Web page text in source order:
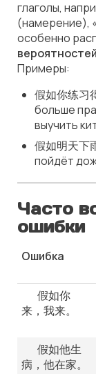
глаголы,
(намерение),
особенно
вероятностей
Примеры:
假如你练习
больше
выучить
假如明天下
пойдёт
Часто
ошибки
Ошибка
❌ 假如你
来，我来。
❌ 假如他生
病，他在家。